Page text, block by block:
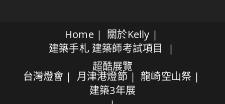
Home
關於Kelly
建築手札 建築師考試項目
超酷展覽
台灣燈會 月津港燈節
龍崎空山祭
建築3年展